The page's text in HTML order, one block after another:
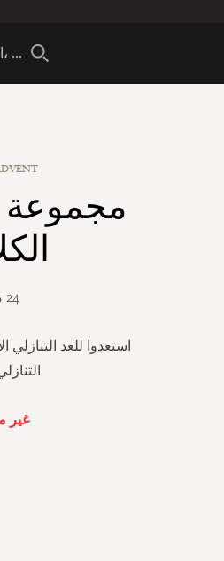
مجموعة
24 مفاجأة رائعة
استعدوا للعد التنازلي
غير